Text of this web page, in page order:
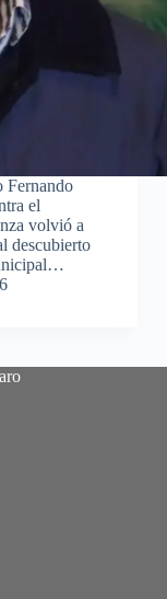
Fernando
el
volvió a
descubierto